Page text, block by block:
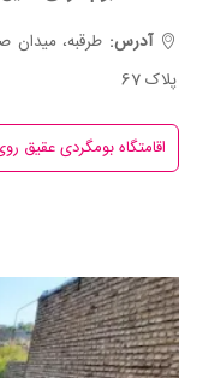
آدرس:
پلاک 67